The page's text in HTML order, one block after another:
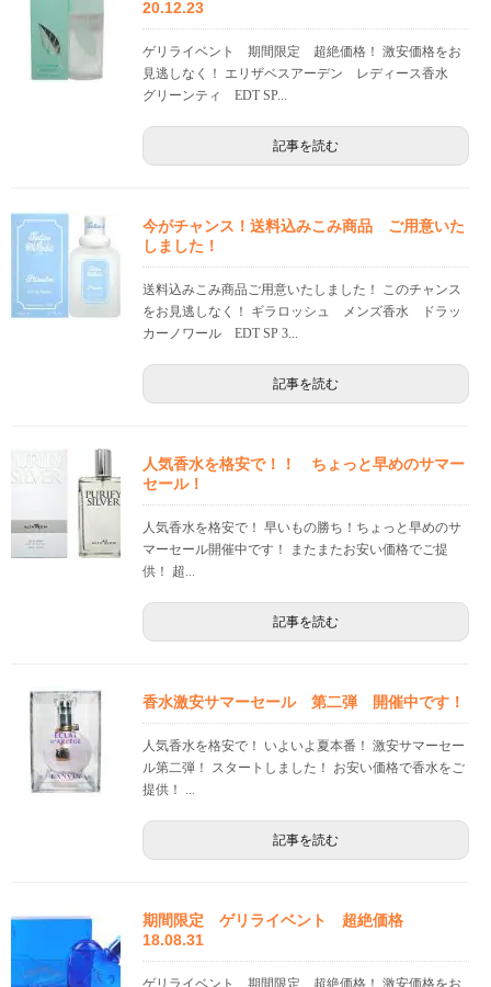
20.12.23
ゲリライベント 期間限定 超絶価格！ 激安価格をお
見逃しなく！ エリザベスアーデン レディース香水
グリーンティ EDT SP...
記事を読む
今がチャンス！送料込みこみ商品 ご用意いた
しました！
送料込みこみ商品ご用意いたしました！ このチャンス
をお見逃しなく！ ギラロッシュ メンズ香水 ドラッ
カーノワール EDT SP 3...
記事を読む
人気香水を格安で！！ ちょっと早めのサマー
セール！
人気香水を格安で！ 早いもの勝ち！ちょっと早めのサ
マーセール開催中です！ またまたお安い価格でご提
供！ 超...
記事を読む
香水激安サマーセール 第二弾 開催中です！
人気香水を格安で！ いよいよ夏本番！ 激安サマーセー
ル第二弾！ スタートしました！ お安い価格で香水をご
提供！ ...
記事を読む
期間限定 ゲリライベント 超絶価格
18.08.31